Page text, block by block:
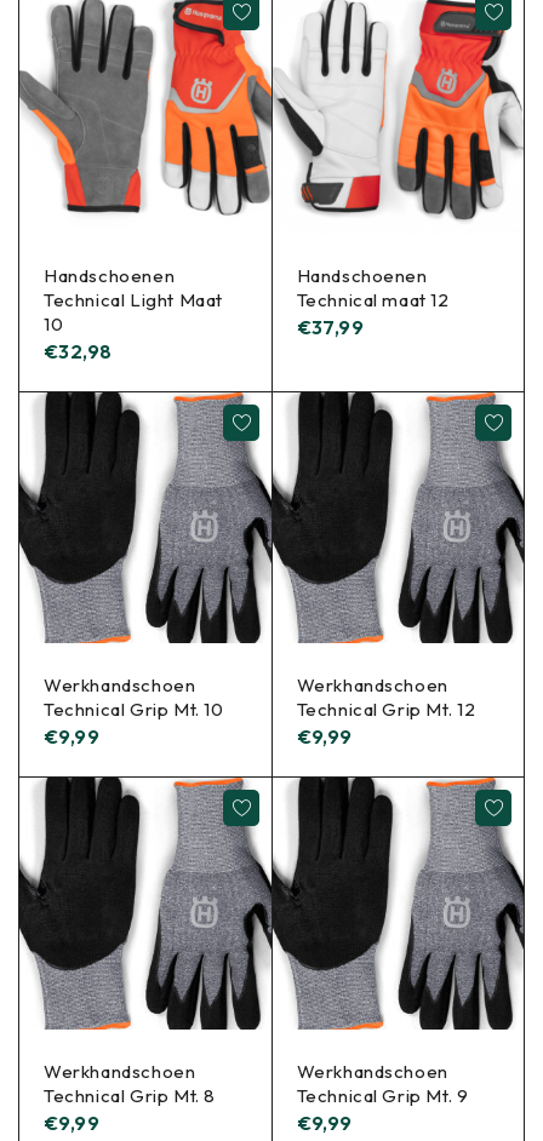
Handschoenen
Technical Light Maat
10
€32,98
Handschoenen
Technical maat 12
€37,99
Werkhandschoen
Technical Grip Mt. 10
€9,99
Werkhandschoen
Technical Grip Mt. 12
€9,99
Werkhandschoen
Technical Grip Mt. 8
€9,99
Werkhandschoen
Technical Grip Mt. 9
€9,99